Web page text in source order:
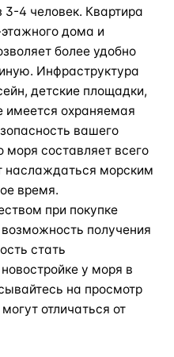
3-4 человек. Квартира
дома и
более удобно
Инфраструктура
детские площадки,
имеется охраняемая
вашего
составляет всего
наслаждаться морским
время.
при покупке
получения
стать
у моря в
на просмотр
отличаться от